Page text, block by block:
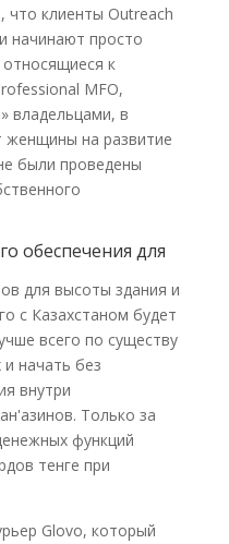
что клиенты Outreach
начинают просто
к
MFO,
владельцами, в
женщины на развитие
были проведены
обеспечения для
для высоты здания и
с Казахстаном будет
всего по существу
и начать без
внутри
Только за
функций
тенге при
Glovo, который